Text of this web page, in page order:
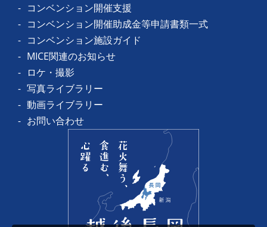
コンベンション開催支援
コンベンション開催助成金等申請書類一式
コンベンション施設ガイド
MICE関連のお知らせ
ロケ・撮影
写真ライブラリー
動画ライブラリー
お問い合わせ